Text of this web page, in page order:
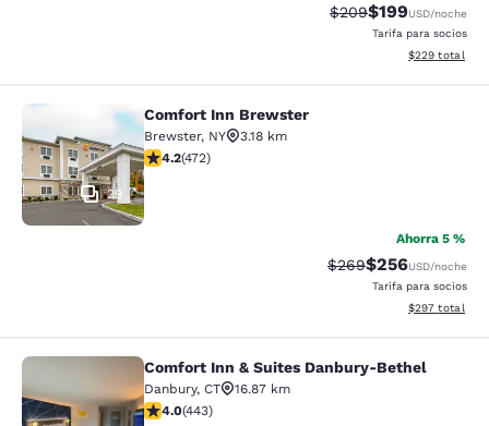
Precio tachado:
$209Precio con
$199USD/noche
Tarifa para socios
Ver detalles
$229 total
Comfort Inn Brewster
29
Comfort Inn Brewster
Brewster, NY
3.18 km
calificación de 4.15 estrellas. Muy bueno. 472 reseñas
4.2(472)
Ahorra 5 %
Precio tachado:
$269Precio con
$256USD/noche
Tarifa para socios
Ver detalles
$297 total
Comfort Inn & Suites Danbury-
Comfort Inn & Suites Danbury-Bethel
Danbury, CT
16.87 km
calificación de 4.03 estrellas. Muy bueno. 443 reseñas
4.0(443)